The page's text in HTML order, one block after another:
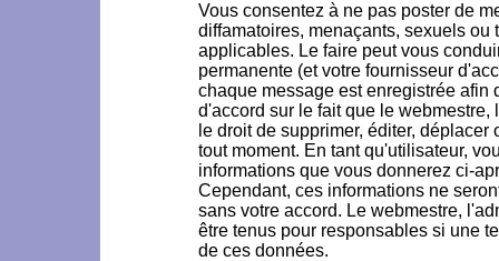
Vous consentez à ne pas poster de
diffamatoires, menaçants, sexuels
applicables. Le faire peut vous
permanente (et votre fournisseur
chaque message est enregistrée afin
d'accord sur le fait que le
le droit de supprimer, éditer,
tout moment. En tant qu'utilisateur,
informations que vous donnerez ci-
Cependant, ces informations ne
sans votre accord. Le webmestre,
être tenus pour responsables si une
de ces données.